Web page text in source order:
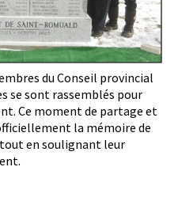
du Conseil provincial
se sont rassemblés pour
Ce moment de partage et
la mémoire de
en soulignant leur